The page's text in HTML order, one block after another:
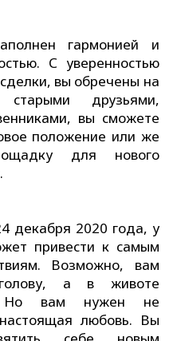
гармонией и
С уверенностью
вы обречены на
друзьями,
вы сможете
положение или же
для нового
декабря 2020 года, у
привести к самым
Возможно, вам
голову, а в животе
Но вам нужен не
любовь. Вы